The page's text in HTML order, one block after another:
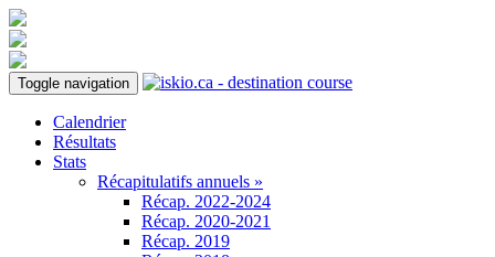
Toggle navigation
Calendrier
Résultats
Stats
Récapitulatifs annuels »
Récap. 2022-2024
Récap. 2020-2021
Récap. 2019